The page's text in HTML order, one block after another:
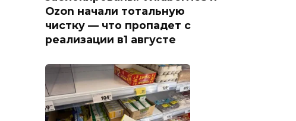
Ozon начали тотальную
чистку — что пропадет с
реализации в1 августе